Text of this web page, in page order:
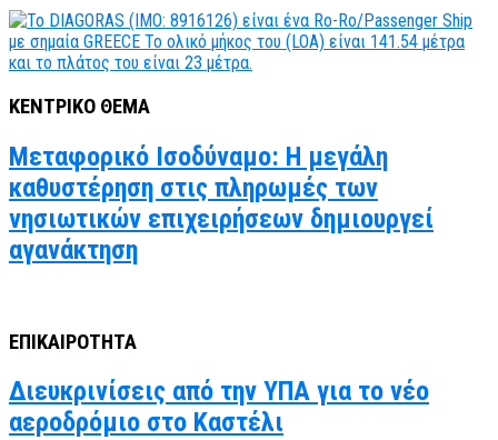
ΚΕΝΤΡΙΚΟ ΘΕΜΑ
Μεταφορικό Ισοδύναμο: Η μεγάλη
καθυστέρηση στις πληρωμές των
νησιωτικών επιχειρήσεων δημιουργεί
αγανάκτηση
ΕΠΙΚΑΙΡΟΤΗΤΑ
Διευκρινίσεις από την ΥΠΑ για το νέο
αεροδρόμιο στο Καστέλι